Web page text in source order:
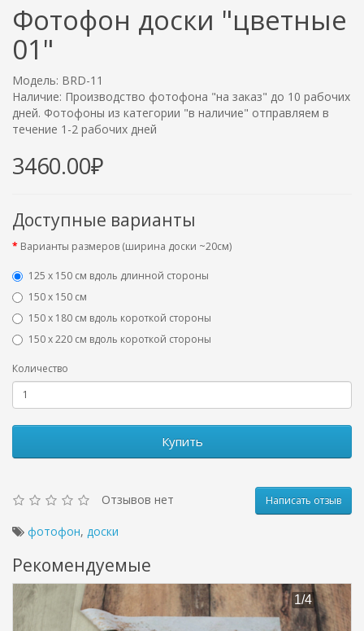
Фотофон доски "цветные
01"
Модель: BRD-11
Наличие: Производство фотофона "на заказ" до 10 рабочих
дней. Фотофоны из категории "в наличие" отправляем в
течение 1-2 рабочих дней
3460.00₽
Доступные варианты
Варианты размеров (ширина доски ~20см)
125 х 150 см вдоль длинной стороны
150 х 150 см
150 х 180 см вдоль короткой стороны
150 х 220 см вдоль короткой стороны
Количество
Купить
Отзывов нет Написать отзыв
фотофон, доски
Рекомендуемые